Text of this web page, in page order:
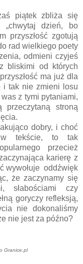
piątek zbliża się
„chwytaj dzień, bo
przyszłość zgotują
rad wielkiego poety
odmieni czyjeś
bliskimi od których
ma już dla
i tak nie zmieni losu
z tymi pytaniami,
stroną
dobry, i choć
w tekście, to tak
przecież
karierę z
wywołuje oddźwięk
że zaczynamy się
słabościami czy
goryczy refleksją,
nie dokonaliśmy
nie jest za późno?
Granice.pl